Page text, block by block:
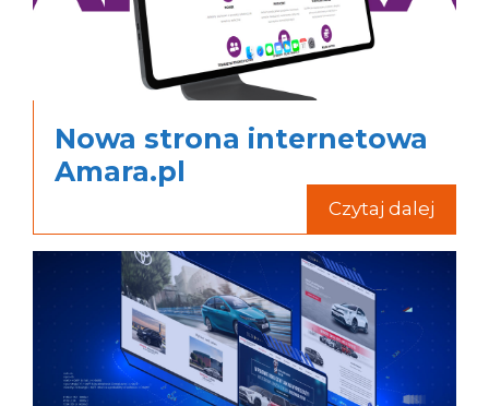
Nowa strona internetowa
Amara.pl
Czytaj dalej